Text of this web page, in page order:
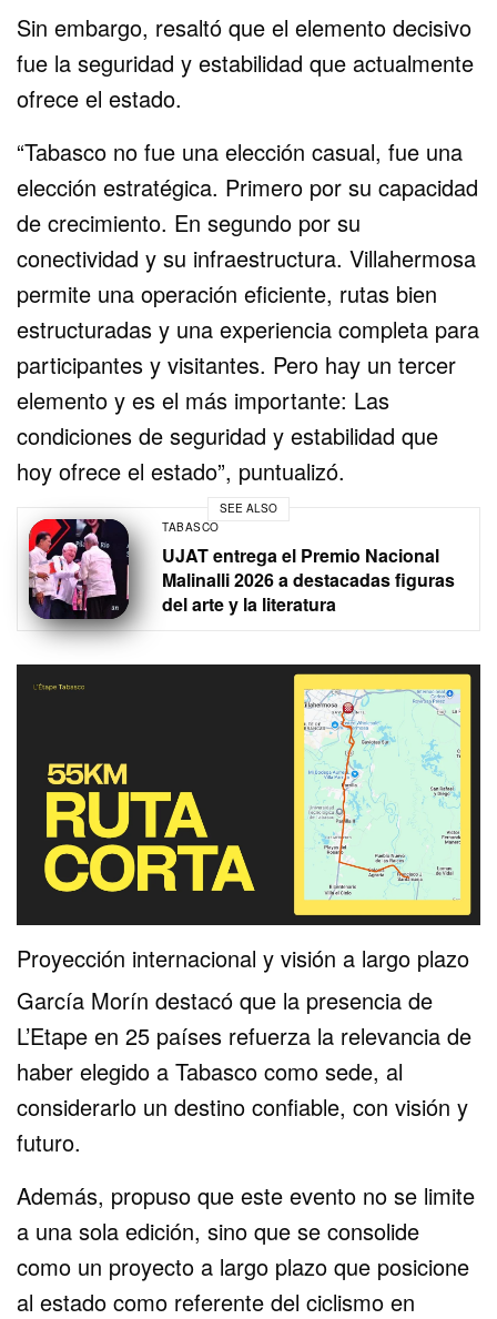
Sin embargo, resaltó que el elemento decisivo
fue la seguridad y estabilidad que actualmente
ofrece el estado.
“Tabasco no fue una elección casual, fue una
elección estratégica. Primero por su capacidad
de crecimiento. En segundo por su
conectividad y su infraestructura. Villahermosa
permite una operación eficiente, rutas bien
estructuradas y una experiencia completa para
participantes y visitantes. Pero hay un tercer
elemento y es el más importante: Las
condiciones de seguridad y estabilidad que
hoy ofrece el estado”, puntualizó.
SEE ALSO
TABASCO
UJAT entrega el Premio Nacional
Malinalli 2026 a destacadas figuras
del arte y la literatura
Proyección internacional y visión a largo plazo
García Morín destacó que la presencia de
L’Etape en 25 países refuerza la relevancia de
haber elegido a Tabasco como sede, al
considerarlo un destino confiable, con visión y
futuro.
Además, propuso que este evento no se limite
a una sola edición, sino que se consolide
como un proyecto a largo plazo que posicione
al estado como referente del ciclismo en